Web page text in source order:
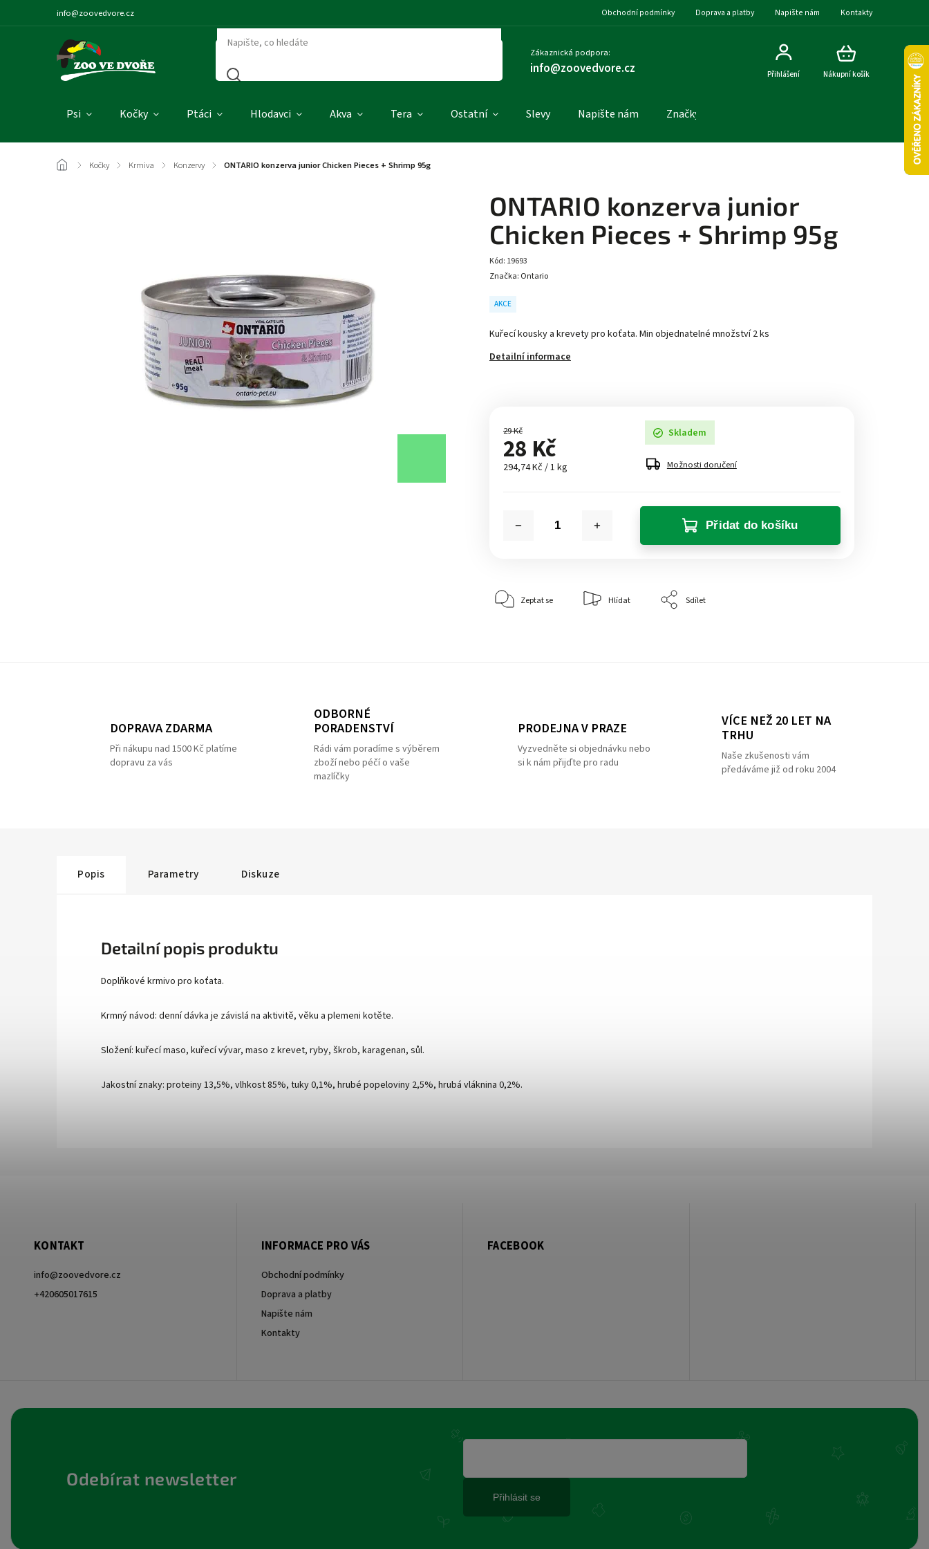
info@zoovedvore.cz Obchodní podmínky Doprava a platby Napište nám Kontakty
Zákaznická podpora:
info@zoovedvore.cz Nákupní košík
Přihlášení
Psi Kočky Ptáci Hlodavci Akva Tera Ostatní Slevy Napište nám Značky
/ Kočky / Krmiva / Konzervy / ONTARIO konzerva junior Chicken Pieces + Shrimp 95g
ONTARIO konzerva junior
Chicken Pieces + Shrimp 95g
Kód: 19693
Kuřecí kousky a krevety pro koťata. Min objednatelné množství 2 ks
Detailní informace
AKCE
Značka: Ontario
29 Kč
28 Kč
294,74 Kč / 1 kg
Skladem
Možnosti doručení
Přidat do košíku
Zeptat se Hlídat Sdílet
DOPRAVA ZDARMA
Při nákupu nad 1500 Kč platíme
dopravu za vás
ODBORNÉ
PORADENSTVÍ
Rádi vám poradíme s výběrem
zboží nebo péčí o vaše
mazlíčky
PRODEJNA V PRAZE
Vyzvedněte si objednávku nebo
si k nám přijďte pro radu
VÍCE NEŽ 20 LET NA
TRHU
Naše zkušenosti vám
předáváme již od roku 2004
Popis Parametry Diskuze
Detailní popis produktu
Doplňkové krmivo pro koťata.
Krmný návod: denní dávka je závislá na aktivitě, věku a plemeni kotěte.
Složení: kuřecí maso, kuřecí vývar, maso z krevet, ryby, škrob, karagenan, sůl.
Jakostní znaky: proteiny 13,5%, vlhkost 85%, tuky 0,1%, hrubé popeloviny 2,5%, hrubá vláknina 0,2%.
KONTAKT
info@zoovedvore.cz
+420605017615
INFORMACE PRO VÁS
Obchodní podmínky
Doprava a platby
Napište nám
Kontakty
Odebírat newsletter
Přihlásit se
FACEBOOK